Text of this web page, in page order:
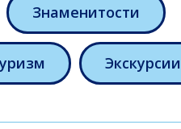
Знаменитости
Экскурсии